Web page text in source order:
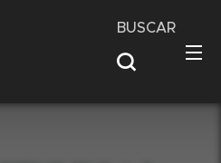
BUSCAR